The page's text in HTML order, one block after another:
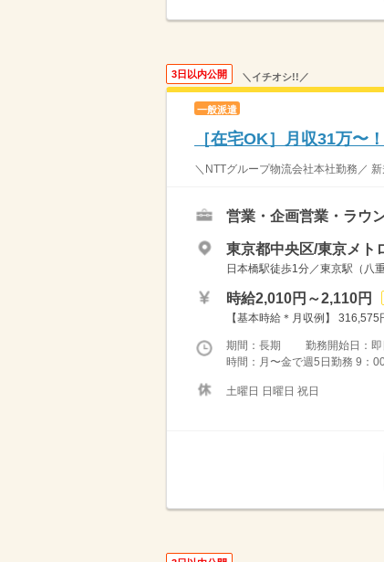
3日以内公開 ＼イチオシ!!／
一般派遣
［在宅OK］月収31万〜
＼NTTグループ物流会社本社勤務／
営業・企画営業・ラウ
東京都中央区/東京メト
日本橋駅徒歩1分／東京駅（八
時給2,010円～2,110円
【基本時給＊月収例】
期間：長期 勤務開始日：即
時間：月〜金で週5日勤務 9：
土曜日 日曜日 祝日